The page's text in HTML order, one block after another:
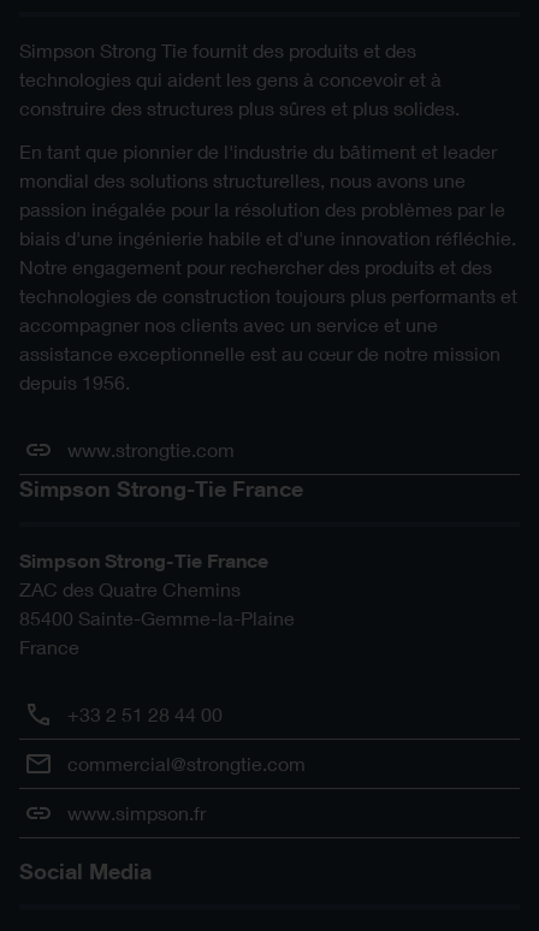
Simpson Strong Tie fournit des produits et des
technologies qui aident les gens à concevoir et à
construire des structures plus sûres et plus solides.
En tant que pionnier de l'industrie du bâtiment et leader
mondial des solutions structurelles, nous avons une
passion inégalée pour la résolution des problèmes par le
biais d'une ingénierie habile et d'une innovation réfléchie.
Notre engagement pour rechercher des produits et des
technologies de construction toujours plus performants et
accompagner nos clients avec un service et une
assistance exceptionnelle est au cœur de notre mission
depuis 1956.
www.strongtie.com
Simpson Strong-Tie France
Simpson Strong-Tie France
ZAC des Quatre Chemins
85400 Sainte-Gemme-la-Plaine
France
+33 2 51 28 44 00
commercial@strongtie.com
www.simpson.fr
Social Media